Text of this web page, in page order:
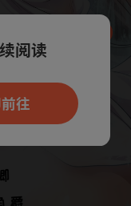
App新用
阅读
往